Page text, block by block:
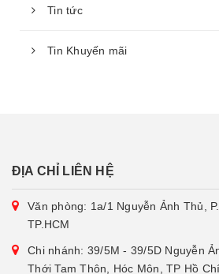
Tin tức
Tin Khuyến mãi
ĐỊA CHỈ LIÊN HỆ
Văn phòng: 1a/1 Nguyễn Ảnh Thủ,
TP.HCM
Chi nhánh: 39/5M - 39/5D Nguyễn
Thới Tam Thôn, Hóc Môn, TP Hồ Chí